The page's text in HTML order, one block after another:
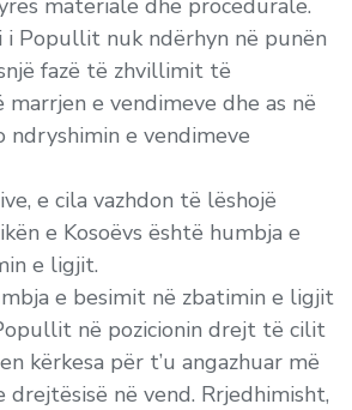
materiale dhe procedurale.
i Popullit nuk ndërhyn në punën
fazë të zhvillimit të
marrjen e vendimeve dhe as në
e vendimeve
e cila vazhdon të lëshojë
e Kosoëvs është humbja e
e ligjit.
e besimit në zbatimin e ligjit
në pozicionin drejt të cilit
kërkesa për t’u angazhuar më
drejtësisë në vend. Rrjedhimisht,